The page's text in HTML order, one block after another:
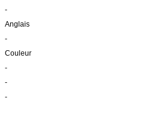
-
Anglais
-
Couleur
-
-
-